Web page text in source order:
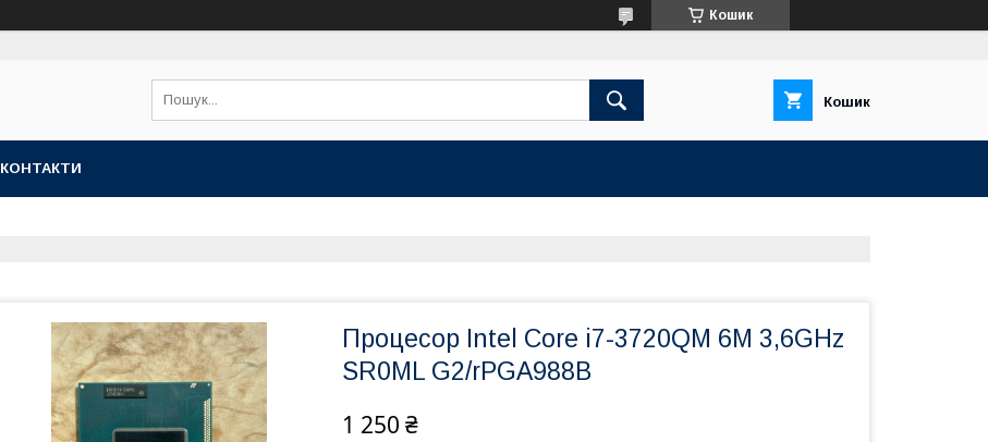
Кошик
Кошик
КОНТАКТИ
Процесор Intel Core i7-3720QM 6M 3,6GHz
SR0ML G2/rPGA988B
1 250 ₴